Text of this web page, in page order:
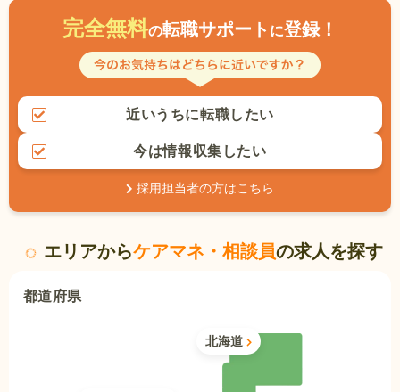
完全無料の転職サポート に登録！
近いうちに転職したい
今は情報収集したい
採用担当者の方はこちら
エリアからケアマネ・相談員の求人を探す
都道府県
北海道